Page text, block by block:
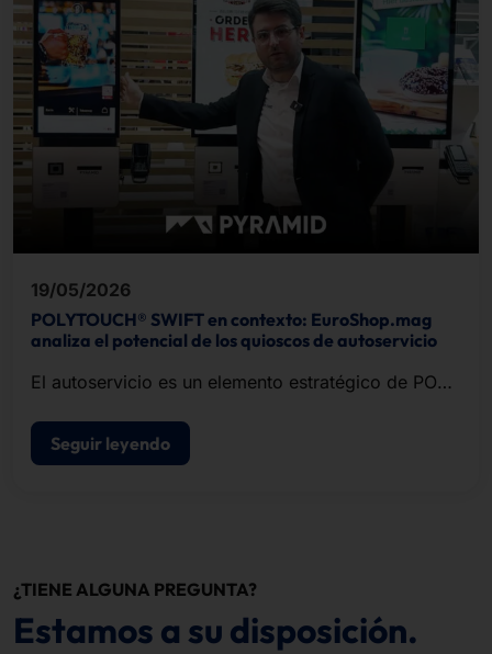
19/05/2026
POLYTOUCH® SWIFT en contexto: EuroShop.mag
analiza el potencial de los quioscos de autoservicio
El autoservicio es un elemento estratégico de POS
Seguir leyendo
¿TIENE ALGUNA PREGUNTA?
Estamos a su disposición.